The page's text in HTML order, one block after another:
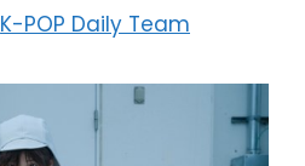
K-POP Daily Team